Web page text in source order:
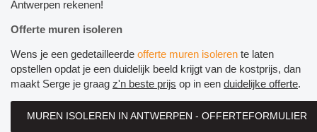
Antwerpen rekenen!
Offerte muren isoleren
Wens je een gedetailleerde offerte muren isoleren te laten
opstellen opdat je een duidelijk beeld krijgt van de kostprijs, dan
maakt Serge je graag z'n beste prijs op in een duidelijke offerte.
MUREN ISOLEREN IN ANTWERPEN - OFFERTEFORMULIER